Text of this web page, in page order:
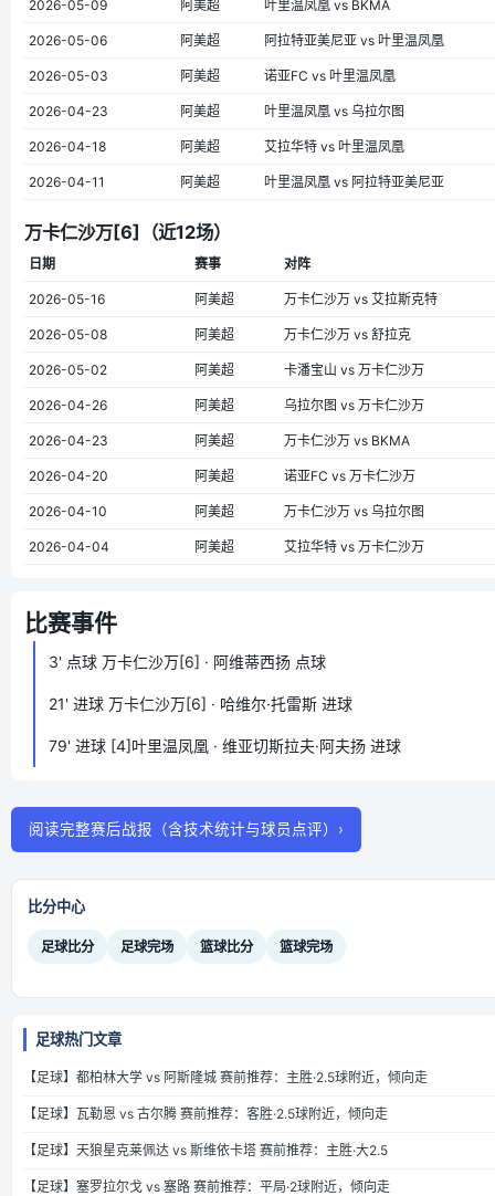
2026-05-09 阿美超 叶里温凤凰 vs BKMA
2026-05-06 阿美超 阿拉特亚美尼亚 vs 叶里温凤凰
2026-05-03 阿美超 诺亚FC vs 叶里温凤凰
2026-04-23 阿美超 叶里温凤凰 vs 乌拉尔图
2026-04-18 阿美超 艾拉华特 vs 叶里温凤凰
2026-04-11 阿美超 叶里温凤凰 vs 阿拉特亚美尼亚
万卡仁沙万[6]（近12场）
日期 赛事 对阵
2026-05-16 阿美超 万卡仁沙万 vs 艾拉斯克特
2026-05-08 阿美超 万卡仁沙万 vs 舒拉克
2026-05-02 阿美超 卡潘宝山 vs 万卡仁沙万
2026-04-26 阿美超 乌拉尔图 vs 万卡仁沙万
2026-04-23 阿美超 万卡仁沙万 vs BKMA
2026-04-20 阿美超 诺亚FC vs 万卡仁沙万
2026-04-10 阿美超 万卡仁沙万 vs 乌拉尔图
2026-04-04 阿美超 艾拉华特 vs 万卡仁沙万
比赛事件
3' 点球 万卡仁沙万[6] · 阿维蒂西扬 点球
21' 进球 万卡仁沙万[6] · 哈维尔·托雷斯 进球
79' 进球 [4]叶里温凤凰 · 维亚切斯拉夫·阿夫扬 进球
阅读完整赛后战报（含技术统计与球员点评）›
比分中心
足球比分 足球完场 篮球比分 篮球完场
足球热门文章
【足球】都柏林大学 vs 阿斯隆城 赛前推荐：主胜·2.5球附近，倾向走
【足球】瓦勒恩 vs 古尔腾 赛前推荐：客胜·2.5球附近，倾向走
【足球】天狼星克莱佩达 vs 斯维依卡塔 赛前推荐：主胜·大2.5
【足球】塞罗拉尔戈 vs 塞路 赛前推荐：平局·2球附近，倾向走